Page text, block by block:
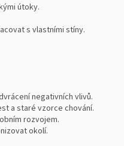
útoky.
s vlastními stíny.
negativních vlivů.
a staré vzorce chování.
rozvojem.
okolí.